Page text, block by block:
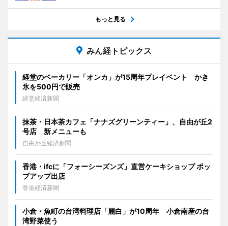
もっと見る
みん経トピックス
経堂のベーカリー「オンカ」が15周年プレイベント かき
氷を500円で販売
経堂経済新聞
抹茶・日本茶カフェ「ナナズグリーンティー」、自由が丘2
号店 新メニューも
自由が丘経済新聞
香港・ifcに「フォーシーズンズ」直営ケーキショップ ポッ
プアップ出店
香港経済新聞
小倉・魚町の台湾料理店「麗白」が10周年 小倉南産の台
湾野菜使う